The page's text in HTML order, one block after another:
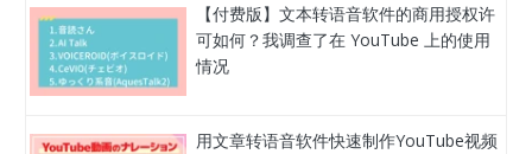
【付费版】文本转语音软件的商用授权许
可如何？我调查了在 YouTube 上的使用
情况
用文章转语音软件快速制作YouTube视频